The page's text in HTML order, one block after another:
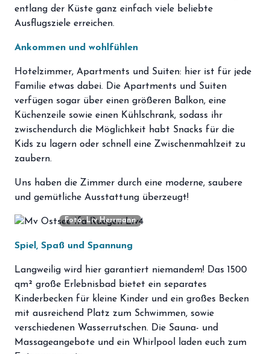
entlang der Küste ganz einfach viele beliebte
Ausflugsziele erreichen.
Ankommen und wohlfühlen
Hotelzimmer, Apartments und Suiten: hier ist für jede
Familie etwas dabei. Die Apartments und Suiten
verfügen sogar über einen größeren Balkon, eine
Küchenzeile sowie einen Kühlschrank, sodass ihr
zwischendurch die Möglichkeit habt Snacks für die
Kids zu lagern oder schnell eine Zwischenmahlzeit zu
zaubern.
Uns haben die Zimmer durch eine moderne, saubere
und gemütliche Ausstattung überzeugt!
Foto: Liv Herrmann
Spiel, Spaß und Spannung
Langweilig wird hier garantiert niemandem! Das 1500
qm² große Erlebnisbad bietet ein separates
Kinderbecken für kleine Kinder und ein großes Becken
mit ausreichend Platz zum Schwimmen, sowie
verschiedenen Wasserrutschen. Die Sauna- und
Massageangebote und ein Whirlpool laden euch zum